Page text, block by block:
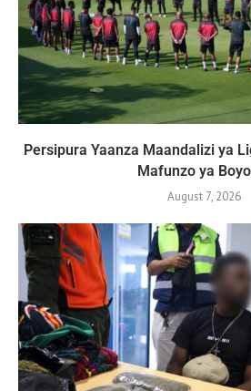
Persipura Yaanza Maandalizi ya
Mafunzo ya
August 7, 2026